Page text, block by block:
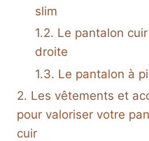
slim
Le pantalon
droite
Le pantalon à
Les vêtements et
pour valoriser votre
cuir